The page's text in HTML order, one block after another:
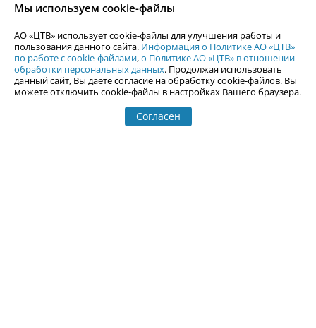
webmaster@uralweb.ru
Новости Екатеринбурга
Статьи
Погода в Екатеринбурге
Афиша
Кино
Телепрограмма
Гастроли
События Екатеринбурга
Мы используем cookie-файлы
АО «ЦТВ» использует cookie-файлы для улучшения работы и
пользования данного сайта. Информация о Политике АО «ЦТВ»
по работе с cookie-файлами,о Политике АО «ЦТВ» в отношении
обработки персональных данных. Продолжая использовать
данный сайт, Вы даете согласие на обработку cookie-файлов. Вы
можете отключить cookie-файлы в настройках Вашего браузера.
Согласен